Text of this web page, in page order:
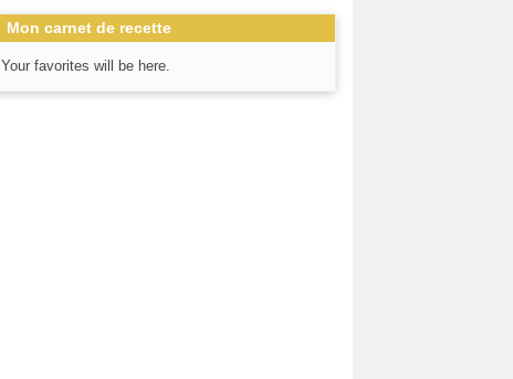
Mon carnet de recette
Your favorites will be here.